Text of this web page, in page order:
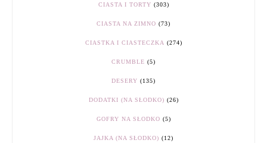
CIASTA I TORTY (303)
CIASTA NA ZIMNO (73)
CIASTKA I CIASTECZKA (274)
CRUMBLE (5)
DESERY (135)
DODATKI (NA SŁODKO) (26)
GOFRY NA SŁODKO (5)
JAJKA (NA SŁODKO) (12)